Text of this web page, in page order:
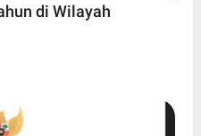
di Wilayah